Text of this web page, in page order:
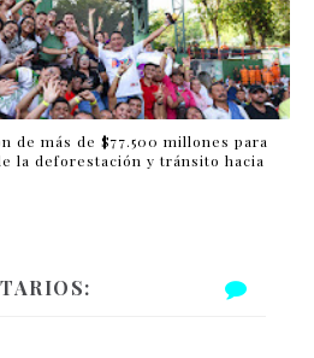
de más de $77.500 millones para
la deforestación y tránsito hacia